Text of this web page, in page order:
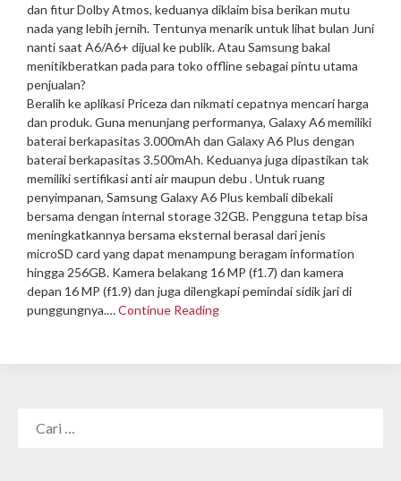
dan fitur Dolby Atmos, keduanya diklaim bisa berikan mutu
nada yang lebih jernih. Tentunya menarik untuk lihat bulan Juni
nanti saat A6/A6+ dijual ke publik. Atau Samsung bakal
menitikberatkan pada para toko offline sebagai pintu utama
penjualan?
Beralih ke aplikasi Priceza dan nikmati cepatnya mencari harga
dan produk. Guna menunjang performanya, Galaxy A6 memiliki
baterai berkapasitas 3.000mAh dan Galaxy A6 Plus dengan
baterai berkapasitas 3.500mAh. Keduanya juga dipastikan tak
memiliki sertifikasi anti air maupun debu . Untuk ruang
penyimpanan, Samsung Galaxy A6 Plus kembali dibekali
bersama dengan internal storage 32GB. Pengguna tetap bisa
meningkatkannya bersama eksternal berasal dari jenis
microSD card yang dapat menampung beragam information
hingga 256GB. Kamera belakang 16 MP (f1.7) dan kamera
depan 16 MP (f1.9) dan juga dilengkapi pemindai sidik jari di
punggungnya.…Continue Reading